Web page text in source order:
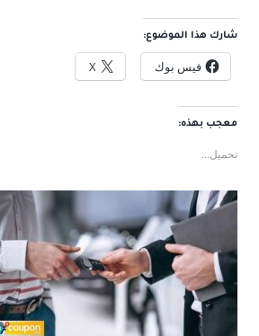
شارك هذا الموضوع:
فيس بوك X
معجب بهذه:
تحميل...